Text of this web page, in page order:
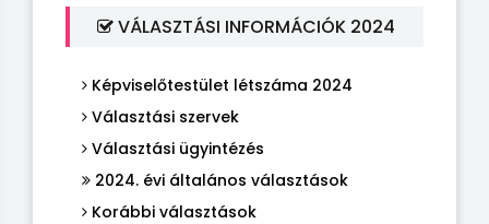
VÁLASZTÁSI INFORMÁCIÓK 2024
Képviselőtestület létszáma 2024
Választási szervek
Választási ügyintézés
2024. évi általános választások
Korábbi választások